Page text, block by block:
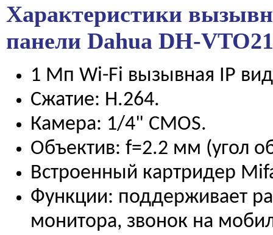
Характеристики
панели Dahua DH-
1 Мп Wi-Fi вызывная IP
Сжатие: H.264.
Камера: 1/4" CMOS.
Объектив: f=2.2 мм (угол
Встроенный картридер
Функции: поддерживает
монитора, звонок на